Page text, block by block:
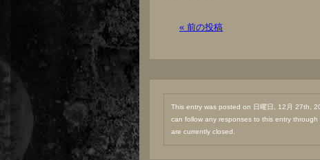
« 前の投稿
This entry was posted on 日曜日, 12月 27th,
can follow any responses to this entry through
are currently closed.